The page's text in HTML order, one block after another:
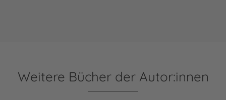
Weitere Bücher der Autor:innen